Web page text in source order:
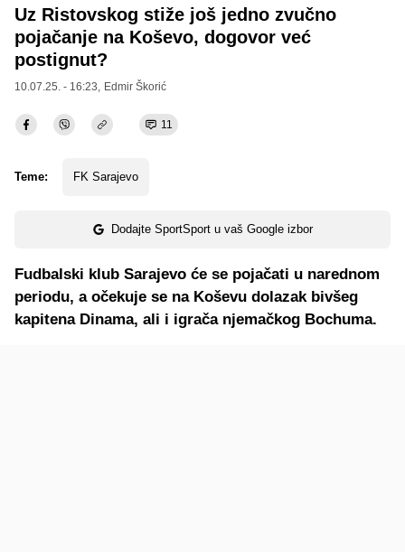
Uz Ristovskog stiže još jedno zvučno
pojačanje na Koševo, dogovor već
postignut?
10.07.25. - 16:23, Edmir Škorić
11
Teme: FK Sarajevo
Dodajte SportSport u vaš Google izbor
Fudbalski klub Sarajevo će se pojačati u narednom
periodu, a očekuje se na Koševu dolazak bivšeg
kapitena Dinama, ali i igrača njemačkog Bochuma.